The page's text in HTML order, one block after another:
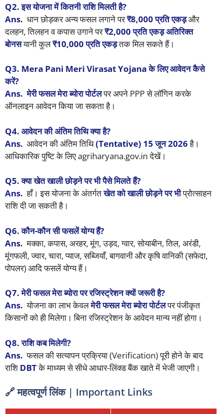
Q2. इस योजना में कितनी राशि मिलती है?
Ans. धान छोड़कर अन्य फसल लगाने पर₹8,000 प्रति एकड़और
दलहन, तिलहन व कपास उगाने पर₹2,000 प्रति एकड़ अतिरिक्त
बोनसयानी कुल₹10,000 प्रति एकड़तक मिल सकते हैं।
Q3. Mera Pani Meri Virasat Yojana के लिए आवेदन कैसे
करें?
Ans. मेरी फसल मेरा ब्योरा पोर्टलपर अपने PPP से लॉगिन करके
ऑनलाइन आवेदन किया जा सकता है।
Q4. आवेदन की अंतिम तिथि क्या है?
Ans. आवेदन की अंतिम तिथि(Tentative) 15 जून 2026है।
आधिकारिक पुष्टि के लिए agriharyana.gov.in देखें।
Q5. क्या खेत खाली छोड़ने पर भी पैसे मिलते हैं?
Ans. हाँ। इस योजना के अंतर्गतखेत को खाली छोड़ने पर भीप्रोत्साहन
राशि दी जा सकती है।
Q6. कौन-कौन सी फसलें योग्य हैं?
Ans. मक्का, कपास, अरहर, मूंग, उड़द, ग्वार, सोयाबीन, तिल, अरंडी,
मूंगफली, ज्वार, चारा, प्याज, सब्जियाँ, बागवानी और कृषि वानिकी (सफेदा,
पोपलर) आदि फसलें योग्य हैं।
Q7. मेरी फसल मेरा ब्योरा पर रजिस्ट्रेशन क्यों जरूरी है?
Ans. योजना का लाभ केवलमेरी फसल मेरा ब्योरा पोर्टलपर पंजीकृत
किसानों को ही मिलेगा। बिना रजिस्ट्रेशन के आवेदन मान्य नहीं होगा।
Q8. राशि कब मिलेगी?
Ans. फसल की सत्यापन प्रक्रिया (Verification) पूरी होने के बाद
राशिDBTके माध्यम से सीधे आधार-लिंक्ड बैंक खाते में भेजी जाएगी।
🔗 महत्वपूर्ण लिंक | Important Links